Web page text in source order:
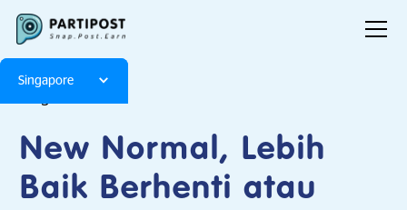
Singapore
New Normal, Lebih
Baik Berhenti atau